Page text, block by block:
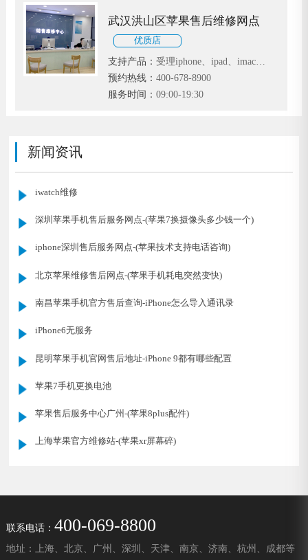
武汉洪山区苹果售后维修网点
优质店
支持产品： 受理iphone、ipad、imac、
MacBook等苹果电子产品
预约热线： 400-678-8900
服务时间： 09:00-19:30
新闻资讯
iwatch维修
深圳苹果手机售后服务网点-(苹果7换摄像头多少钱一个)
iphone深圳售后服务网点-(苹果技术支持电话咨询)
北京苹果维修售后网点-(苹果手机耗电突然变快)
南昌苹果手机官方售后查询-iPhone怎么导入通讯录
iPhone6无服务
昆明苹果手机官网售后地址-iPhone 9都有哪些配置
苹果7手机更换电池
苹果售后服务中心广州-(苹果8plus配件)
上海苹果官方维修站-(苹果xr屏幕碎)
联系电话： 400-069-8800
地址：上海、北京、广州、深圳、天津、南京、济南、杭州、成都等